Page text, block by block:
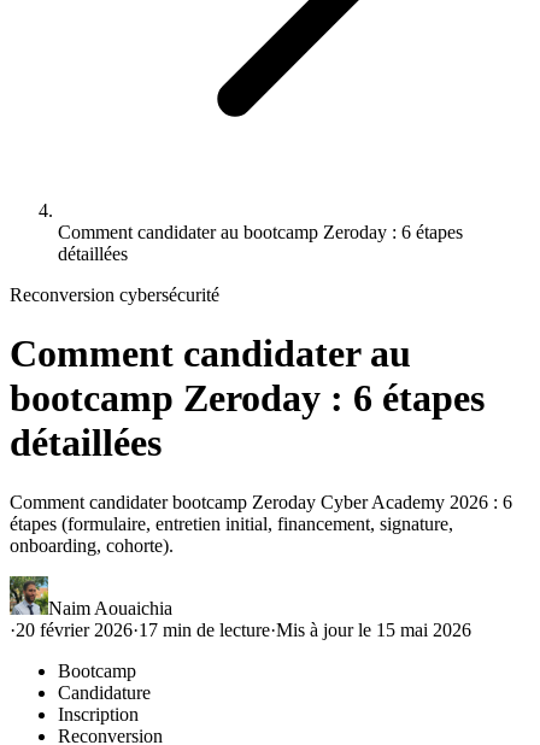
Comment candidater au bootcamp Zeroday : 6 étapes
détaillées
Reconversion cybersécurité
Comment candidater au
bootcamp Zeroday : 6 étapes
détaillées
Comment candidater bootcamp Zeroday Cyber Academy 2026 : 6
étapes (formulaire, entretien initial, financement, signature,
onboarding, cohorte).
Naim Aouaichia
·20 février 2026·17 min de lecture·Mis à jour le 15 mai 2026
Bootcamp
Candidature
Inscription
Reconversion